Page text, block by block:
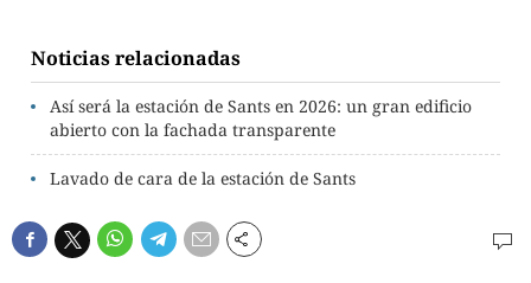
Noticias relacionadas
Así será la estación de Sants en 2026: un gran edificio
abierto con la fachada transparente
Lavado de cara de la estación de Sants